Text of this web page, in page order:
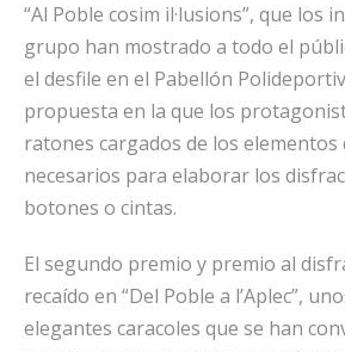
“Al Poble cosim il·lusions”, que los
grupo han mostrado a todo el
el desfile en el Pabellón
propuesta en la que los
ratones cargados de los elementos
necesarios para elaborar los
botones o cintas.
El segundo premio y premio al
recaído en “Del Poble a l’Aplec”,
elegantes caracoles que se han